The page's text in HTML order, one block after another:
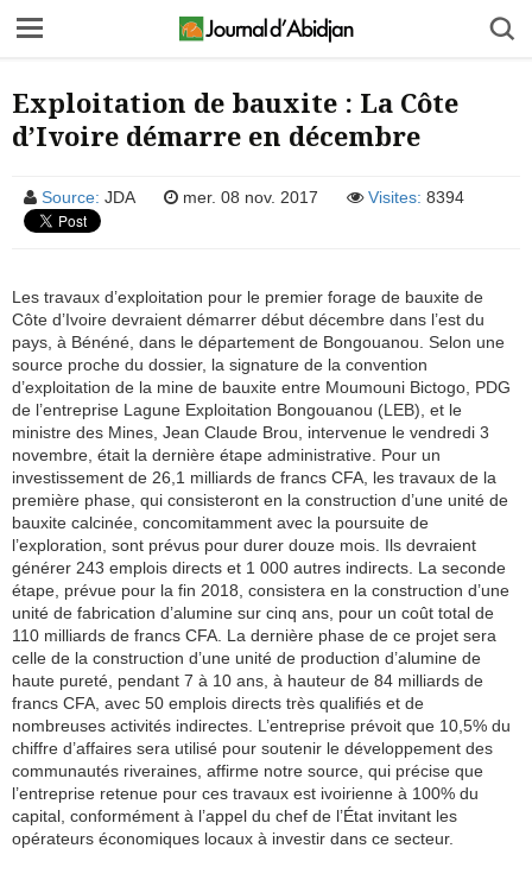
Exploitation de bauxite : La Côte
d’Ivoire démarre en décembre
Source: JDA mer. 08 nov. 2017 Visites: 8394
Les travaux d’exploitation pour le premier forage de bauxite de
Côte d’Ivoire devraient démarrer début décembre dans l’est du
pays, à Bénéné, dans le département de Bongouanou. Selon une
source proche du dossier, la signature de la convention
d’exploitation de la mine de bauxite entre Moumouni Bictogo, PDG
de l’entreprise Lagune Exploitation Bongouanou (LEB), et le
ministre des Mines, Jean Claude Brou, intervenue le vendredi 3
novembre, était la dernière étape administrative. Pour un
investissement de 26,1 milliards de francs CFA, les travaux de la
première phase, qui consisteront en la construction d’une unité de
bauxite calcinée, concomitamment avec la poursuite de
l’exploration, sont prévus pour durer douze mois. Ils devraient
générer 243 emplois directs et 1 000 autres indirects. La seconde
étape, prévue pour la fin 2018, consistera en la construction d’une
unité de fabrication d’alumine sur cinq ans, pour un coût total de
110 milliards de francs CFA. La dernière phase de ce projet sera
celle de la construction d’une unité de production d’alumine de
haute pureté, pendant 7 à 10 ans, à hauteur de 84 milliards de
francs CFA, avec 50 emplois directs très qualifiés et de
nombreuses activités indirectes. L’entreprise prévoit que 10,5% du
chiffre d’affaires sera utilisé pour soutenir le développement des
communautés riveraines, affirme notre source, qui précise que
l’entreprise retenue pour ces travaux est ivoirienne à 100% du
capital, conformément à l’appel du chef de l’État invitant les
opérateurs économiques locaux à investir dans ce secteur.